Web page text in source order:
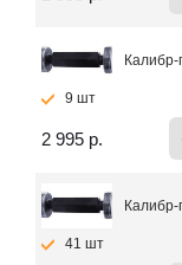
9 шт
2 995 р.
41 шт